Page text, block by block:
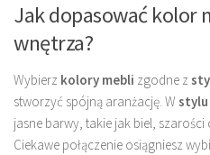
Jak dopasować kolor
wnętrza?
Wybierz kolory mebli zgodne z
stworzyć spójną aranżację. W stylu
jasne barwy, takie jak biel,
Ciekawe połączenie osiągniesz